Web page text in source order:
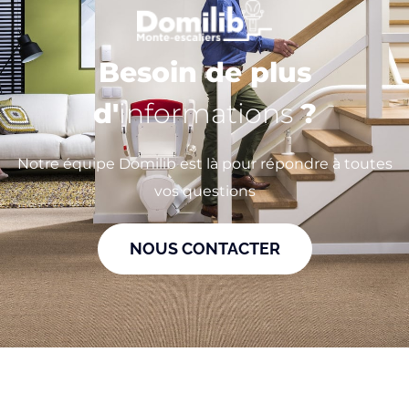
Besoin de plus
d'informations?
Notre équipe Domilib est là pour répondre à toutes
vos questions
NOUS CONTACTER